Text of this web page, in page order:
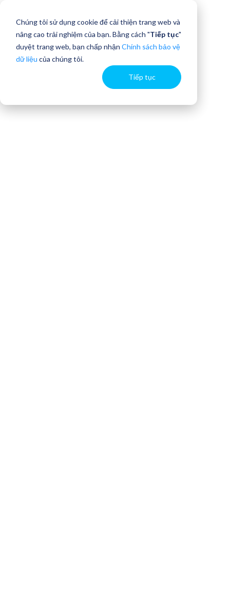
Chúng tôi sử dụng cookie để cải thiện trang web và
nâng cao trải nghiệm của bạn. Bằng cách "Tiếp tục"
duyệt trang web, bạn chấp nhận Chính sách bảo vệ
dữ liệu của chúng tôi.
Tiếp tục